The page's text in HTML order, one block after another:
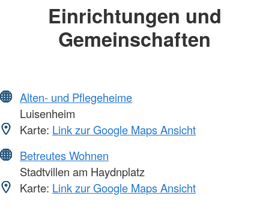
Einrichtungen und
Gemeinschaften
Alten- und Pflegeheime
Luisenheim
Karte: Link zur Google Maps Ansicht
Betreutes Wohnen
Stadtvillen am Haydnplatz
Karte: Link zur Google Maps Ansicht